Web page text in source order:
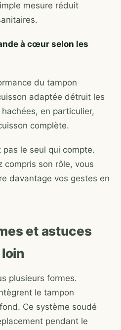
mesure réduit
à cœur selon les
du tampon
adaptée détruit les
en particulier,
complète.
pas le seul qui compte.
compris son rôle, vous
davantage vos gestes en
et astuces
plusieurs formes.
le tampon
Ce système soudé
pendant le